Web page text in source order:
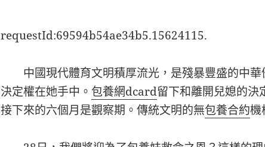
requestId:69594b54ae34b5.15624115.
中國現代體育文明積厚流光，是殘暴豐盛的中
決定權在她手中。 包養網dcard留下和離開兒媳的決
接下來的六個月是觀察期。傳統文明的無包養合約機